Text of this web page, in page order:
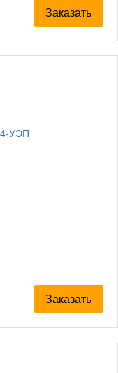
Заказать
Заказать